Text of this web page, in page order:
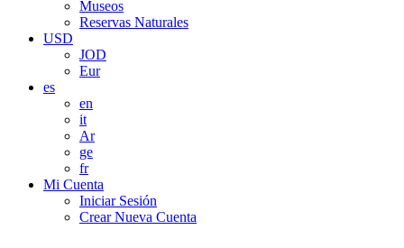
Museos
Reservas Naturales
USD
JOD
Eur
es
en
it
Ar
ge
fr
Mi Cuenta
Iniciar Sesión
Crear Nueva Cuenta